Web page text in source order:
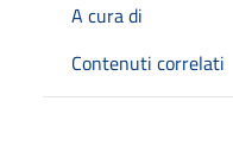
A cura di
Contenuti correlati